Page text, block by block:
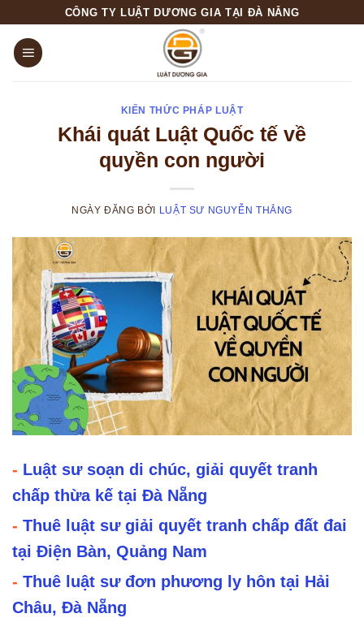
content
CÔNG TY LUẬT DƯƠNG GIA TẠI ĐÀ NẴNG
KIẾN THỨC PHÁP LUẬT
Khái quát Luật Quốc tế về
quyền con người
NGÀY ĐĂNG BỞI LUẬT SƯ NGUYỄN THẮNG
- Luật sư soạn di chúc, giải quyết tranh
chấp thừa kế tại Đà Nẵng
- Thuê luật sư giải quyết tranh chấp đất đai
tại Điện Bàn, Quảng Nam
- Thuê luật sư đơn phương ly hôn tại Hải
Châu, Đà Nẵng